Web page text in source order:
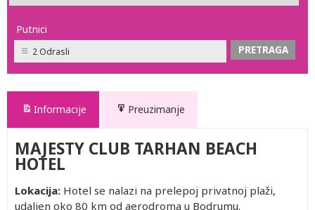
Putnici
2 Odrasli
Informacije Preuzimanje
MAJESTY CLUB TARHAN BEACH
HOTEL
Lokacija: Hotel se nalazi na prelepoj privatnoj plaži,
udaljen oko 80 km od aerodroma u Bodrumu.